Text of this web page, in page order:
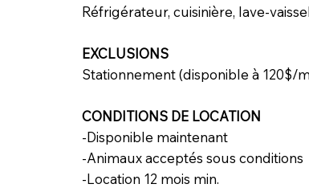
Réfrigérateur, cuisinière, lave-
EXCLUSIONS
Stationnement (disponible à 120$/
CONDITIONS DE LOCATION
-Disponible maintenant
-Animaux acceptés sous conditions
-Location 12 mois min.